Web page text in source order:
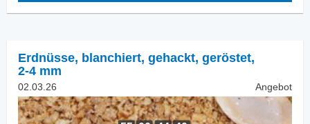
Erdnüsse, blanchiert, gehackt, geröstet,
2-4 mm
02.03.26 Angebot